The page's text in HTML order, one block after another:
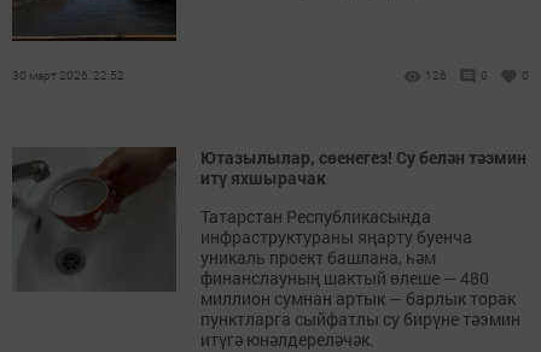
30 март 2026, 22:52 126 0 0
Ютазылылар, сөенегез! Су белән тәэмин
итү яхшырачак
Татарстан Республикасында
инфраструктураны яңарту буенча
уникаль проект башлана, һәм
финанслауның шактый өлеше — 480
миллион сумнан артык — барлык торак
пунктларга сыйфатлы су бирүне тәэмин
итүгә юнәлдереләчәк.